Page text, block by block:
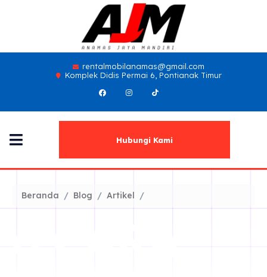
rentalmobilanamas@gmail.com
Komplek Didis Permai 6, Pontianak Timur
Hubungi Kami
Beranda Blog Artikel
6 CARA